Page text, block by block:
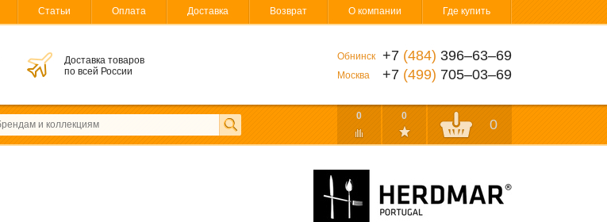
Статьи Оплата Доставка Возврат О компании Где купить
Доставка товаров
по всей России
Обнинск +7 (484) 396‒63‒69
Москва +7 (499) 705‒03‒69
0 0
0